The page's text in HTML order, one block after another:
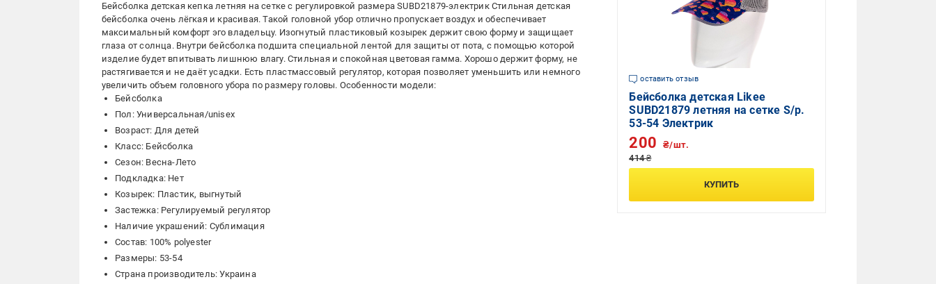
Бейсболка детская кепка летняя на сетке с регулировкой размера SUBD21879-электрик Стильная детская
бейсболка очень лёгкая и красивая. Такой головной убор отлично пропускает воздух и обеспечивает
максимальный комфорт эго владельцу. Изогнутый пластиковый козырек держит свою форму и защищает
глаза от солнца. Внутри бейсболка подшита специальной лентой для защиты от пота, с помощью которой
изделие будет впитывать лишнюю влагу. Стильная и спокойная цветовая гамма. Хорошо держит форму, не
растягивается и не даёт усадки. Есть пластмассовый регулятор, которая позволяет уменьшить или немного
увеличить объем головного убора по размеру головы. Особенности модели:
Бейсболка
Пол: Универсальная/unisex
Возраст: Для детей
Класс: Бейсболка
Сезон: Весна-Лето
Подкладка: Нет
Козырек: Пластик, выгнутый
Застежка: Регулируемый регулятор
Наличие украшений: Сублимация
Состав: 100% polyester
Размеры: 53-54
Страна производитель: Украина
оставить отзыв
Бейсболка детская Likee
SUBD21879 летняя на сетке S/р.
53-54 Электрик
414 ₴
200 ₴/шт.
КУПИТЬ